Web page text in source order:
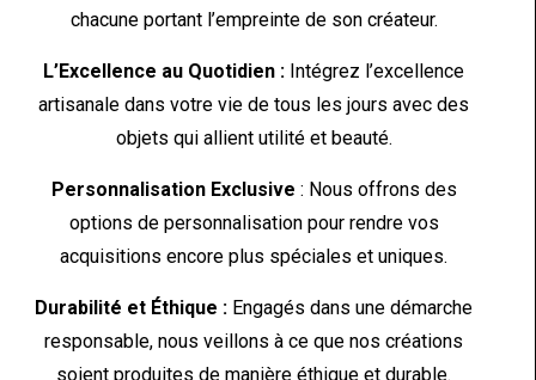
chacune portant l’empreinte de son créateur.
L’Excellence au Quotidien : Intégrez l’excellence
artisanale dans votre vie de tous les jours avec des
objets qui allient utilité et beauté.
Personnalisation Exclusive : Nous offrons des
options de personnalisation pour rendre vos
acquisitions encore plus spéciales et uniques.
Durabilité et Éthique : Engagés dans une démarche
responsable, nous veillons à ce que nos créations
soient produites de manière éthique et durable.